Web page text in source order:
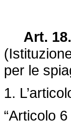
Art. 18.
per le
1.
“Articolo